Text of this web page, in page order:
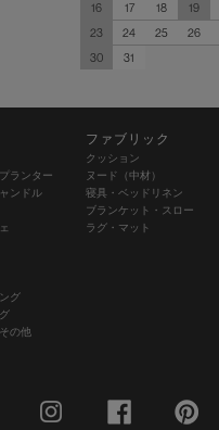
16
17 18 19
23
24 25 26
30
31
ランター
ンドル
グ
の他
ファブリック
クッション
ヌード（中材）
寝具・ベッドリネン
ブランケット・スロー
ラグ・マット